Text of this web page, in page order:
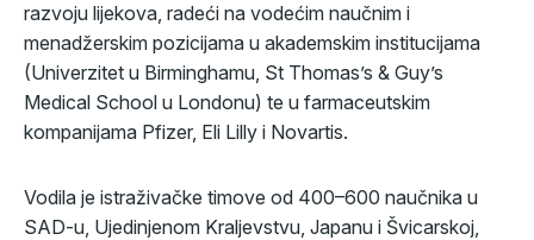
razvoju lijekova, radeći na vodećim naučnim i
menadžerskim pozicijama u akademskim institucijama
(Univerzitet u Birminghamu, St Thomas’s & Guy’s
Medical School u Londonu) te u farmaceutskim
kompanijama Pfizer, Eli Lilly i Novartis.
Vodila je istraživačke timove od 400–600 naučnika u
SAD-u, Ujedinjenom Kraljevstvu, Japanu i Švicarskoj,